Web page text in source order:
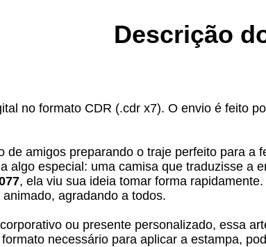
Descrição
no formato CDR (.cdr x7). O envio é feito
de amigos preparando o traje perfeito para
algo especial: uma camisa que traduzisse a
, ela viu sua ideia tomar forma
agradando a todos.
ou presente personalizado, essa
necessário para aplicar a estampa,